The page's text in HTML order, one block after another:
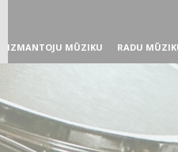
IZMANTOJU MŪZIKU RADU